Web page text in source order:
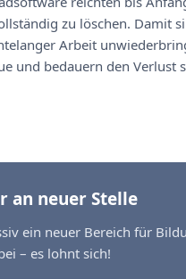
zu löschen. Damit
Arbeit
und bedauern den Verlust
an neuer Stelle
ein neuer Bereich für
– es lohnt sich!